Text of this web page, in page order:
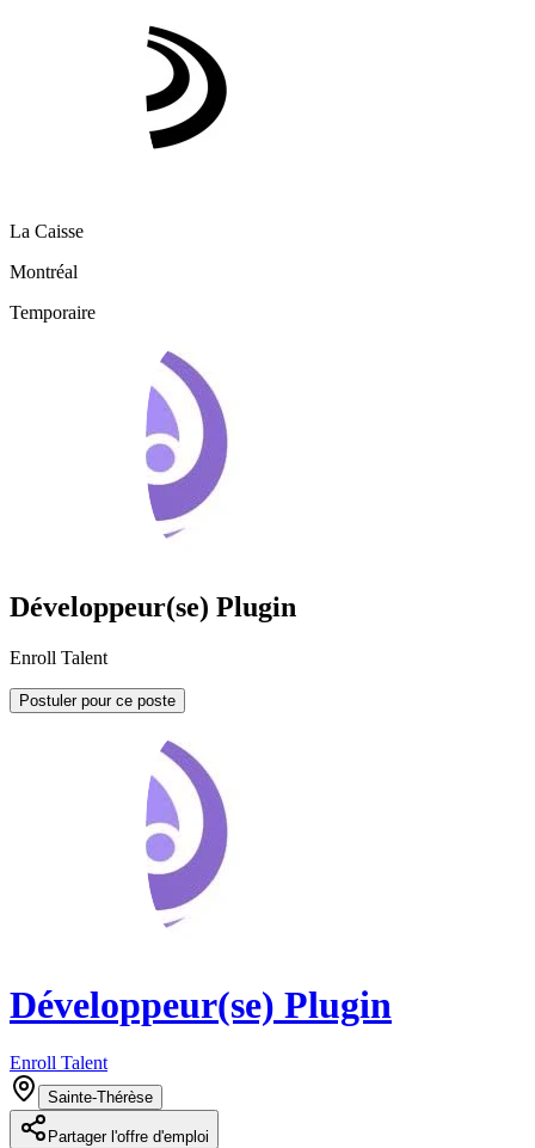
La Caisse
Montréal
Temporaire
Développeur(se) Plugin
Enroll Talent
Postuler pour ce poste
Développeur(se) Plugin
Enroll Talent
Sainte-Thérèse
Partager l'offre d'emploi